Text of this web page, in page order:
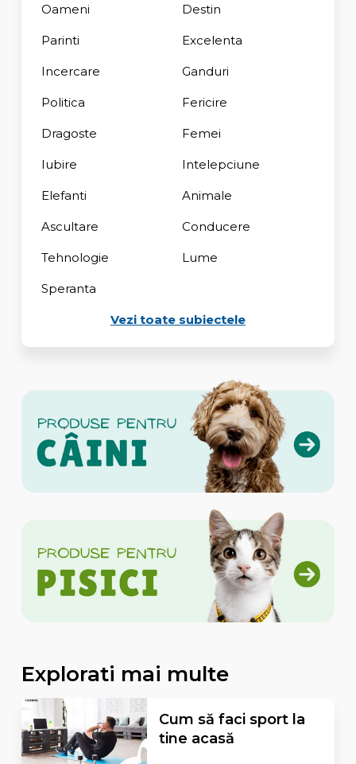
Oameni Destin
Parinti Excelenta
Incercare Ganduri
Politica Fericire
Dragoste Femei
Iubire Intelepciune
Elefanti Animale
Ascultare Conducere
Tehnologie Lume
Speranta
Vezi toate subiectele
Explorati mai multe
Cum să faci sport la
tine acasă